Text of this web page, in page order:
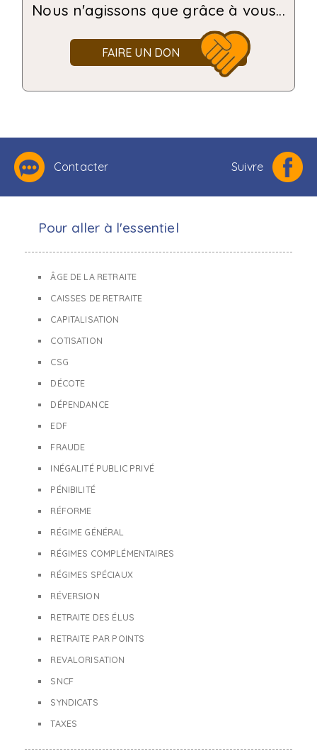
Nous n'agissons que grâce à vous...
FAIRE UN DON
Contacter Suivre
Pour aller à l'essentiel
ÂGE DE LA RETRAITE
CAISSES DE RETRAITE
CAPITALISATION
COTISATION
CSG
DÉCOTE
DÉPENDANCE
EDF
FRAUDE
INÉGALITÉ PUBLIC PRIVÉ
PÉNIBILITÉ
RÉFORME
RÉGIME GÉNÉRAL
RÉGIMES COMPLÉMENTAIRES
RÉGIMES SPÉCIAUX
RÉVERSION
RETRAITE DES ÉLUS
RETRAITE PAR POINTS
REVALORISATION
SNCF
SYNDICATS
TAXES